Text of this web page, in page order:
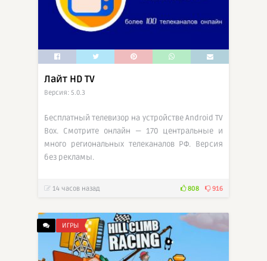
Лайт HD TV
Версия: 5.0.3
Бесплатный телевизор на устройстве Android TV
Box. Смотрите онлайн — 170 центральные и
много региональных телеканалов РФ. Версия
без рекламы.
14 часов назад 808 916
ИГРЫ